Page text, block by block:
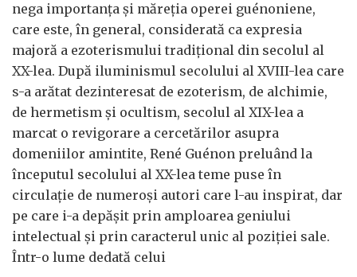
nega importanța și măreția operei guénoniene,
care este, în general, considerată ca expresia
majoră a ezoterismului tradițional din secolul al
XX-lea. După iluminismul secolului al XVIII-lea care
s-a arătat dezinteresat de ezoterism, de alchimie,
de hermetism și ocultism, secolul al XIX-lea a
marcat o revigorare a cercetărilor asupra
domeniilor amintite, René Guénon preluând la
începutul secolului al XX-lea teme puse în
circulație de numeroși autori care l-au inspirat, dar
pe care i-a depășit prin amploarea geniului
intelectual și prin caracterul unic al poziției sale.
Într-o lume dedată celui